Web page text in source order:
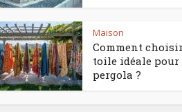
Maison
Comment
toile idéale pour
pergola ?